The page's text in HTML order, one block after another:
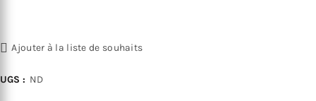
Ajouter à la liste de souhaits
UGS : ND